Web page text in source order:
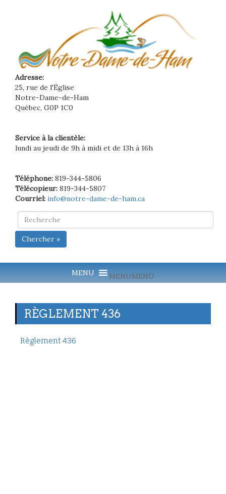
Adresse:
25, rue de l'Église
Notre-Dame-de-Ham
Québec, G0P 1C0
Service à la clientèle:
lundi au jeudi de 9h à midi et de 13h à 16h
Téléphone: 819-344-5806
Télécopieur: 819-344-5807
Courriel: info@notre-dame-de-ham.ca
Chercher »
MENUMENU
RÈGLEMENT 436
Règlement 436